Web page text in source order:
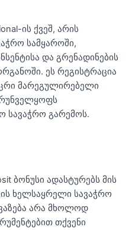
ის ქვეშ, არის
სამყაროში,
და გრენადინების
ეს რეგისტრაცია
მარეგულირებელი
სავაჭრო გარემოს.
ბონუსი ადასტურებს მის
ხელსაყრელი სავაჭრო
არა მხოლოდ
თქვენი